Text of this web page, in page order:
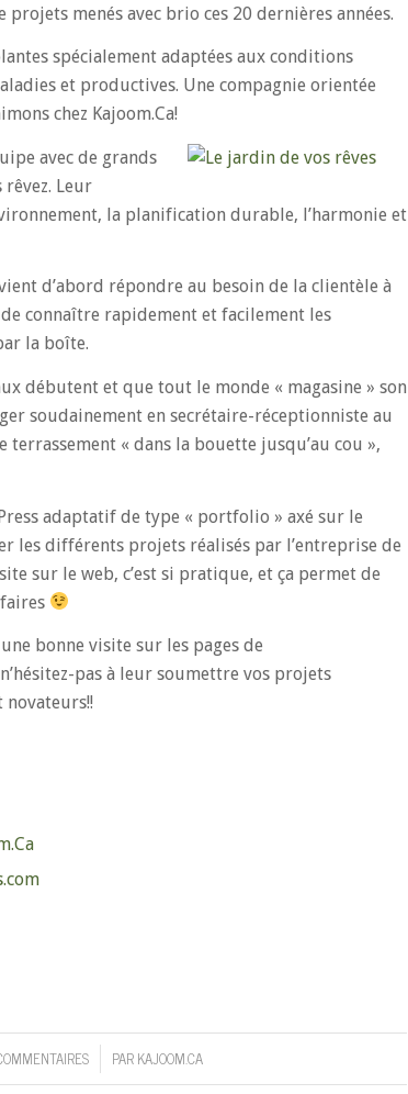
menés avec brio ces 20 dernières années.
spécialement adaptées aux conditions
et productives. Une compagnie orientée
chez Kajoom.Ca!
avec de grands
Leur
la planification durable, l’harmonie et
d’abord répondre au besoin de la clientèle à
de connaître rapidement et facilement les
la boîte.
débutent et que tout le monde « magasine » son
soudainement en secrétaire-réceptionniste au
« dans la bouette jusqu’au cou »,
adaptatif de type « portfolio » axé sur le
les différents projets réalisés par l’entreprise de
sur le web, c’est si pratique, et ça permet de
bonne visite sur les pages de
pas à leur soumettre vos projets
novateurs!!
/ PARKAJOOM.CA